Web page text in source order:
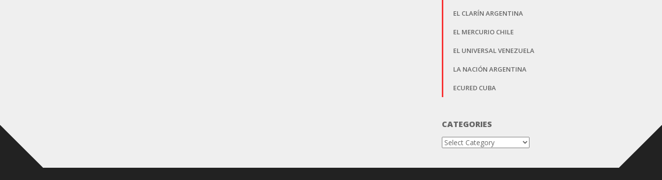
EL CLARÍN ARGENTINA
EL MERCURIO CHILE
EL UNIVERSAL VENEZUELA
LA NACIÓN ARGENTINA
ECURED CUBA
CATEGORIES
Categories